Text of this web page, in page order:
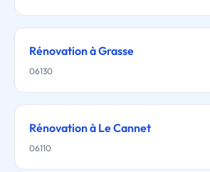
Rénovation à Grasse
06130
Rénovation à Le Cannet
06110